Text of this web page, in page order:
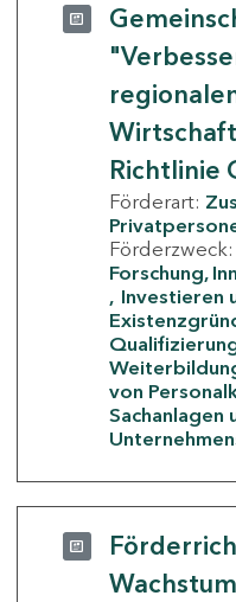
Richtlinie
Förderart:
Förderzweck:
Forschung,
Investieren
von
Sachanlagen
Wachstum